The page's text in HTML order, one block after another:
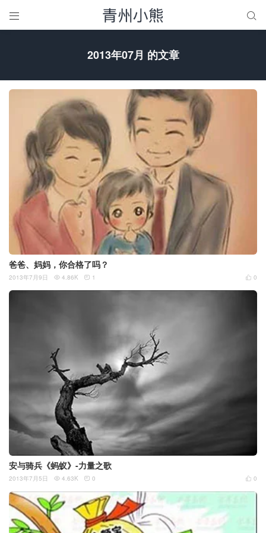
 
2013年07月 的文章
爸爸、妈妈，你合格了吗？
 0
2013年7月9日  4.86K  1
安与骑兵《蚂蚁》-力量之歌
 0
2013年7月5日  4.63K  0